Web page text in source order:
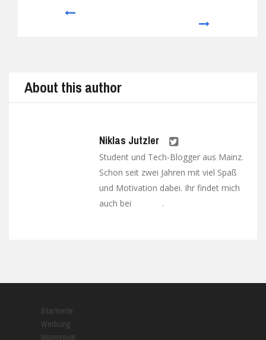
About this author
Niklas Jutzler
Student und Tech-Blogger aus Mainz.
Schon seit zwei Jahren mit viel Spaß
und Motivation dabei. Ihr findet mich
auch bei
.
Startseite
Werbung
Impressum